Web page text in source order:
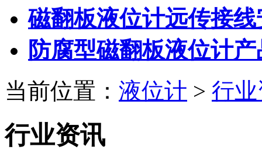
磁翻板液位计远传接
防腐型磁翻板液位计
当前位置： 液位计 > 行
行业资讯